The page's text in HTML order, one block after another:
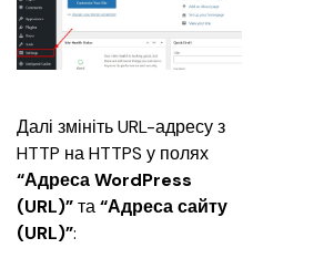
Далі змініть URL-адресу з
HTTP на HTTPS у полях
“Адреса WordPress
(URL)” та “Адреса сайту
(URL)”: